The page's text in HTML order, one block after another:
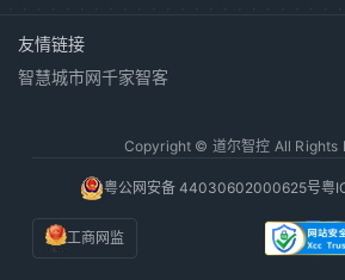
友情链接
智慧城市网千家智客
Copyright © 道尔智控 All Rights
粤公网安备 44030602000625号粤
工商网监